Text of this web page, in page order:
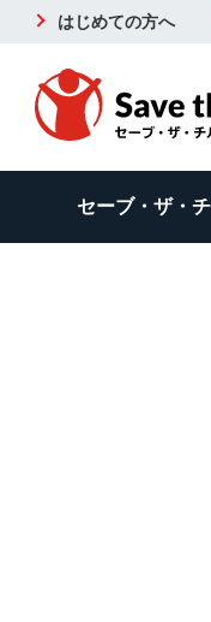
はじめての方へ
セーブ・ザ・